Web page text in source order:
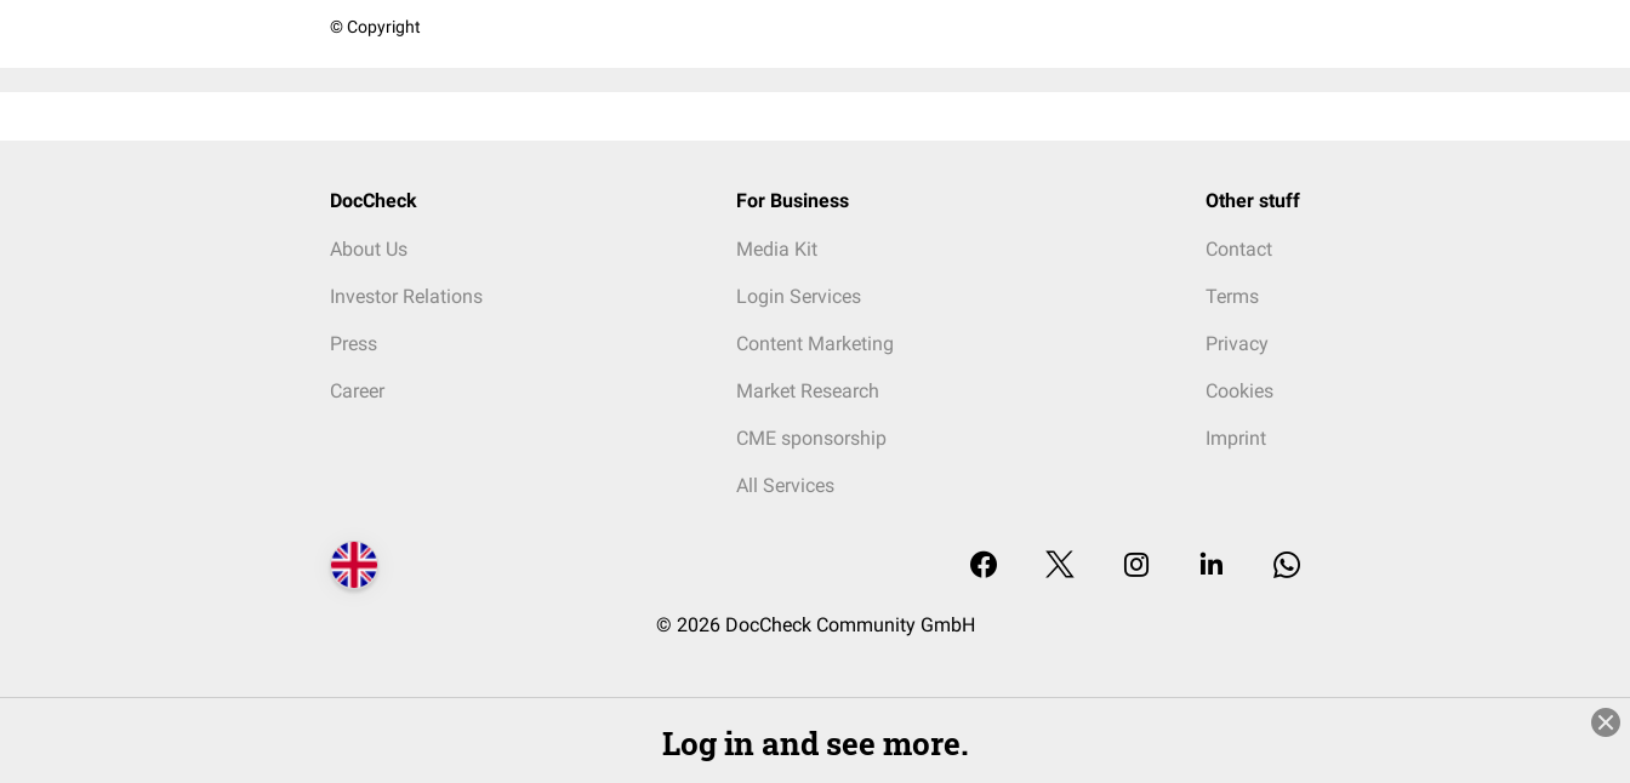
© Copyright
DocCheck
About Us
Investor Relations
Press
Career
For Business
Media Kit
Login Services
Content Marketing
Market Research
CME sponsorship
All Services
Other stuff
Contact
Terms
Privacy
Cookies
Imprint
© 2026 DocCheck Community GmbH
Log in and see more.